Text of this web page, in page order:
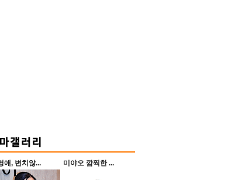
애, 변치않... 미야오 깜찍한 ...